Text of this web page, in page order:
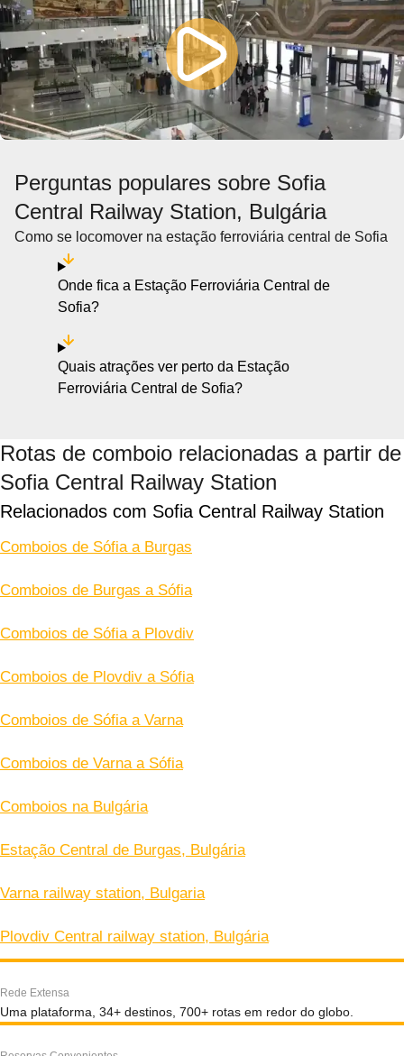
Perguntas populares sobre Sofia
Central Railway Station, Bulgária
Como se locomover na estação ferroviária central de Sofia
Onde fica a Estação Ferroviária Central de
Sofia?
Quais atrações ver perto da Estação
Ferroviária Central de Sofia?
Rotas de comboio relacionadas a partir de
Sofia Central Railway Station
Relacionados com Sofia Central Railway Station
Comboios de Sófia a Burgas
Comboios de Burgas a Sófia
Comboios de Sófia a Plovdiv
Comboios de Plovdiv a Sófia
Comboios de Sófia a Varna
Comboios de Varna a Sófia
Comboios na Bulgária
Estação Central de Burgas, Bulgária
Varna railway station, Bulgaria
Plovdiv Central railway station, Bulgária
Rede Extensa
Uma plataforma, 34+ destinos, 700+ rotas em redor do globo.